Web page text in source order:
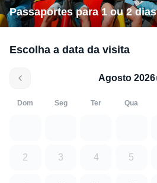
Passaportes para 1 ou 2 dias
Escolha a data da visita
Agosto 2026
Dom Seg Ter Qua
2 3 4 5